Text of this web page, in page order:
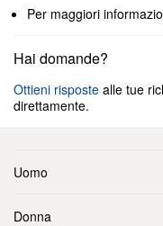
Per maggiori
Hai domande?
Ottieni risposte alle tue
direttamente.
Uomo
Donna